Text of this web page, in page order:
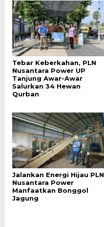
Tebar Keberkahan, PLN
Nusantara Power UP
Tanjung Awar-Awar
Salurkan 34 Hewan
Qurban
Jalankan Energi Hijau PLN
Nusantara Power
Manfaatkan Bonggol
Jagung